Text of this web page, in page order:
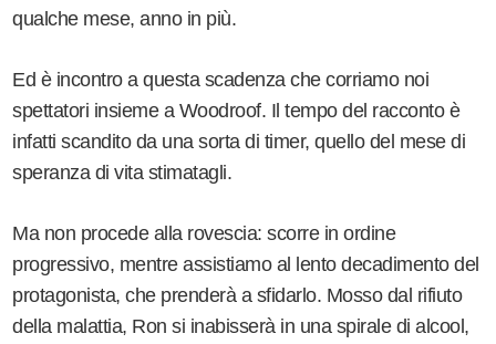
qualche mese, anno in più.
Ed è incontro a questa scadenza che corriamo noi
spettatori insieme a Woodroof. Il tempo del racconto è
infatti scandito da una sorta di timer, quello del mese di
speranza di vita stimatagli.
Ma non procede alla rovescia: scorre in ordine
progressivo, mentre assistiamo al lento decadimento del
protagonista, che prenderà a sfidarlo. Mosso dal rifiuto
della malattia, Ron si inabisserà in una spirale di alcool,